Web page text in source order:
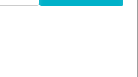
any moment. For that
contact info in the legal